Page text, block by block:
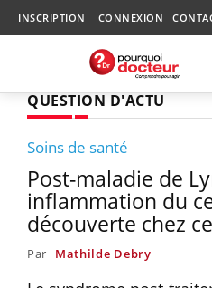
INSCRIPTION CONNEXION
QUESTION D'ACTU
Soins de santé
Post-maladie de
inflammation du
découverte chez
Par Mathilde Debry